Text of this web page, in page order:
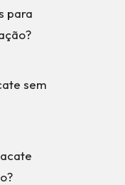
para
sem